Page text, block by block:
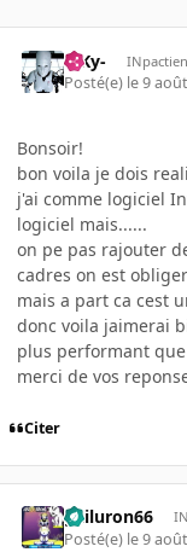
-SKy- INpactien
Posté(e) le 9
Bonsoir!
bon voila je dois
j'ai comme logiciel
logiciel mais......
on pe pas rajouter
cadres on est
mais a part ca cest
donc voila jaimerai
plus performant
merci de vos
Citer
gailuron66
Posté(e) le 9